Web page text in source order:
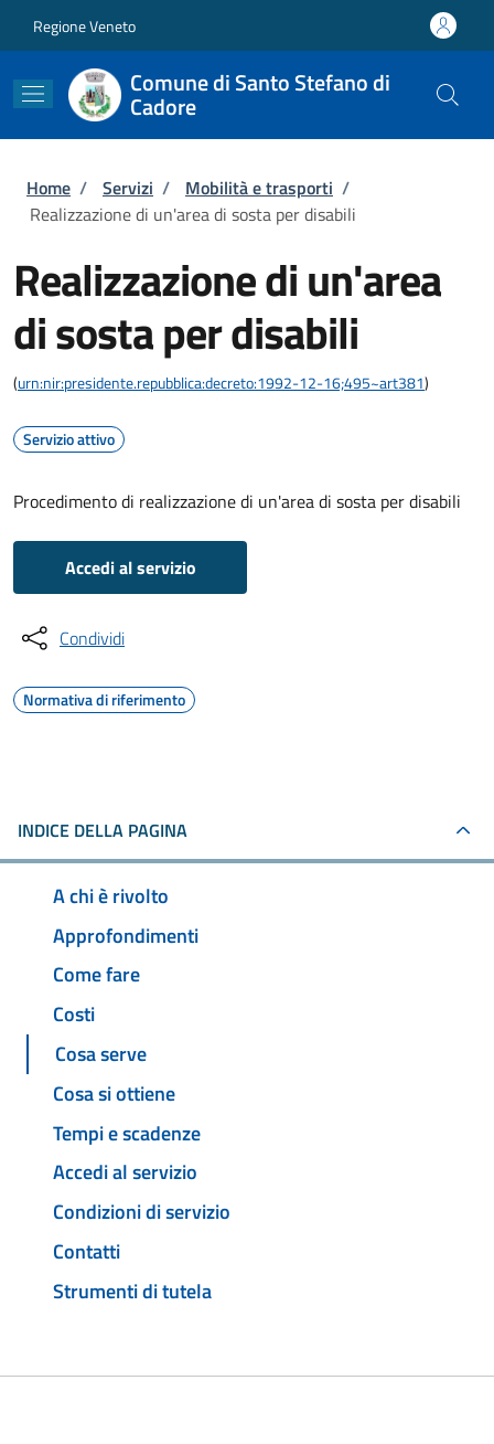
Regione Veneto
Comune di Santo Stefano di
Cadore
Briciole di pane
Home / Servizi / Mobilità e trasporti /
Realizzazione di un'area di sosta per disabili
Realizzazione di un'area
di sosta per disabili
(urn:nir:presidente.repubblica:decreto:1992-12-16;495~art381)
Servizio attivo
Procedimento di realizzazione di un'area di sosta per disabili
Accedi al servizio
Condividi
Normativa di riferimento
INDICE DELLA PAGINA
A chi è rivolto
Approfondimenti
Come fare
Costi
Cosa serve
Cosa si ottiene
Tempi e scadenze
Accedi al servizio
Condizioni di servizio
Contatti
Strumenti di tutela